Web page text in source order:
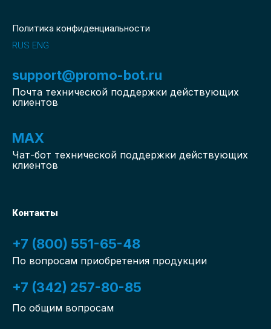
Политика конфиденциальности
RUS ENG
support@promo-bot.ru
Почта технической поддержки действующих
клиентов
MAX
Чат-бот технической поддержки действующих
клиентов
Контакты
+7 (800) 551-65-48
По вопросам приобретения продукции
+7 (342) 257-80-85
По общим вопросам